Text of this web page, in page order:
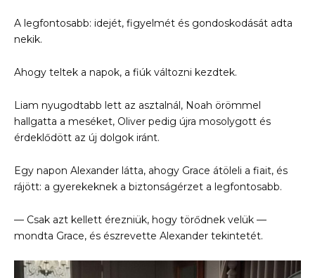
A legfontosabb: idejét, figyelmét és gondoskodását adta
nekik.
Ahogy teltek a napok, a fiúk változni kezdtek.
Liam nyugodtabb lett az asztalnál, Noah örömmel
hallgatta a meséket, Oliver pedig újra mosolygott és
érdeklődött az új dolgok iránt.
Egy napon Alexander látta, ahogy Grace átöleli a fiait, és
rájött: a gyerekeknek a biztonságérzet a legfontosabb.
— Csak azt kellett érezniük, hogy törődnek velük —
mondta Grace, és észrevette Alexander tekintetét.